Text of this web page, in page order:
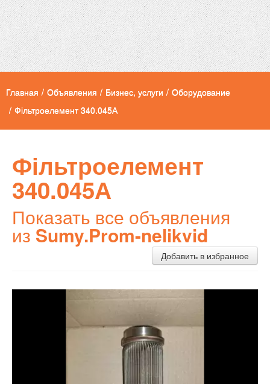
Главная / Объявления / Бизнес, услуги / Оборудование
/ Фільтроелемент 340.045А
Фільтроелемент
340.045А
Показать все объявления
из Sumy.Prom-nelikvid
Добавить в избранное